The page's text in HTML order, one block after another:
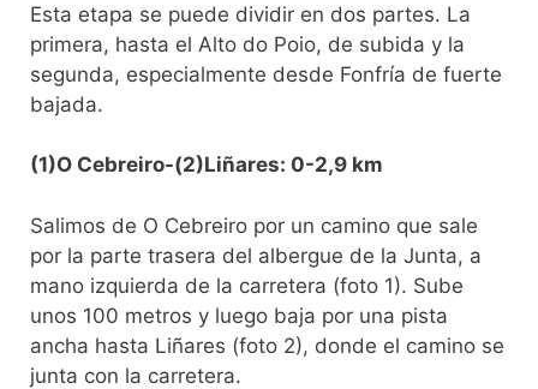
Esta etapa se puede dividir en dos partes. La
primera, hasta el Alto do Poio, de subida y la
segunda, especialmente desde Fonfría de fuerte
bajada.
(1)O Cebreiro-(2)Liñares: 0-2,9 km
Salimos de O Cebreiro por un camino que sale
por la parte trasera del albergue de la Junta, a
mano izquierda de la carretera (foto 1). Sube
unos 100 metros y luego baja por una pista
ancha hasta Liñares (foto 2), donde el camino se
junta con la carretera.